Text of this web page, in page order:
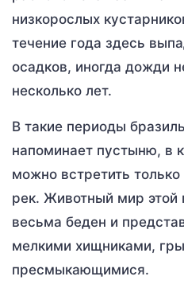
низкорослых
течение года здесь
осадков, иногда дожди
несколько лет.
В такие периоды
напоминает пустыню, в
можно встретить
рек. Животный мир этой
весьма беден и
мелкими хищниками,
пресмыкающимися.